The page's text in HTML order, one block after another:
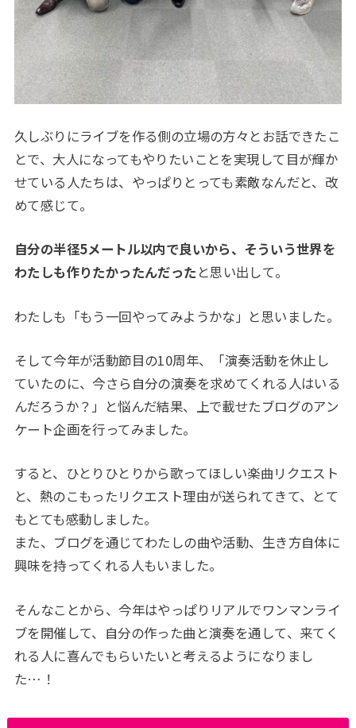
久しぶりにライブを作る側の立場の方々とお話できたこ
とで、大人になってもやりたいことを実現して目が輝か
せている人たちは、やっぱりとっても素敵なんだと、改
めて感じて。
自分の半径5メートル以内で良いから、そういう世界を
わたしも作りたかったんだった と思い出して。
わたしも「もう一回やってみようかな」と思いました。
そして今年が活動節目の10周年、「演奏活動を休止し
ていたのに、今さら自分の演奏を求めてくれる人はいる
んだろうか？」と悩んだ結果、上で載せたブログのアン
ケート企画を行ってみました。
すると、ひとりひとりから歌ってほしい楽曲リクエスト
と、熱のこもったリクエスト理由が送られてきて、とて
もとても感動しました。
また、ブログを通じてわたしの曲や活動、生き方自体に
興味を持ってくれる人もいました。
そんなことから、今年はやっぱりリアルでワンマンライ
ブを開催して、自分の作った曲と演奏を通して、来てく
れる人に喜んでもらいたいと考えるようになりまし
た…！